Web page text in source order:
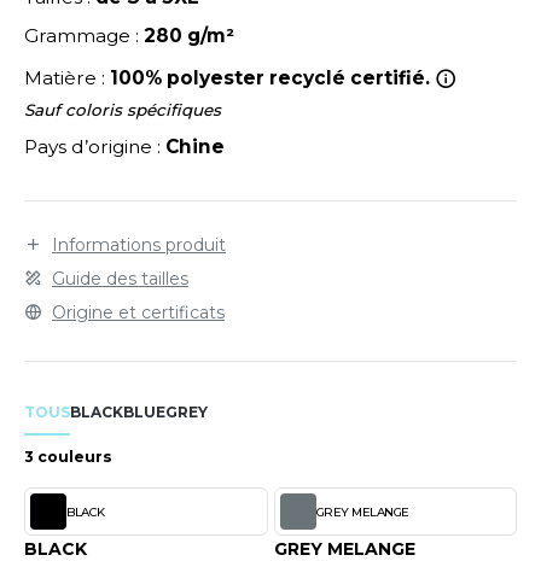
VETEMENTS
ROW
OF THE LOOM
OF THE LOOM VINTAGE
- BLANKS
Grammage : 280 g/m²
Matière : 100% polyester recyclé certifié.
Sauf coloris spécifiques
Pays d’origine : Chine
Informations produit
Guide des tailles
Origine et certificats
TOUSBLACKBLUEGREY
3 couleurs
BLACK
BLACK
GREY MELANGE
GREY MELANGE